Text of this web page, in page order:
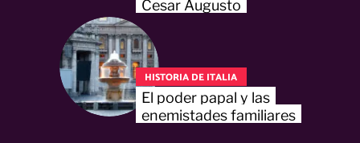
Cesar Augusto
HISTORIA DE ITALIA
El poder papal y las
enemistades familiares